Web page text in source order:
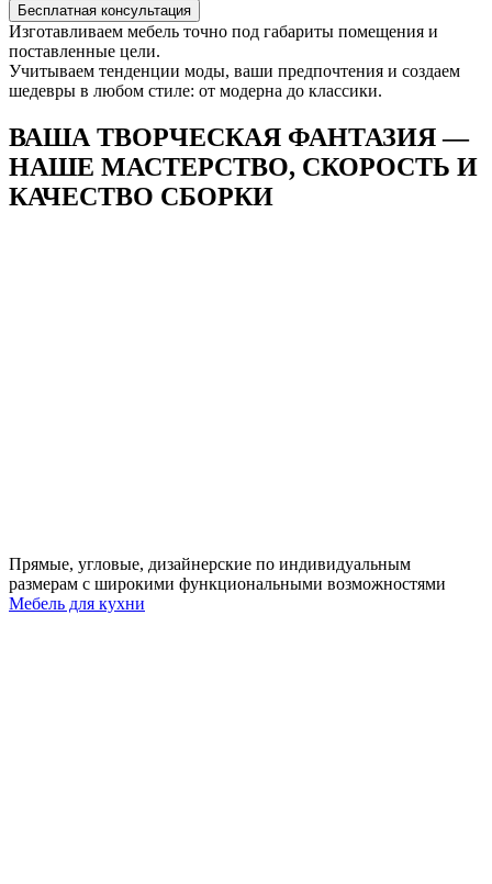
Изготавливаем мебель точно под габариты помещения и
поставленные цели.
Учитываем тенденции моды, ваши предпочтения и создаем
шедевры в любом стиле: от модерна до классики.
ВАША ТВОРЧЕСКАЯ ФАНТАЗИЯ —
НАШЕ МАСТЕРСТВО, СКОРОСТЬ И
КАЧЕСТВО СБОРКИ
Прямые, угловые, дизайнерские по индивидуальным
размерам с широкими функциональными возможностями
Мебель для кухни